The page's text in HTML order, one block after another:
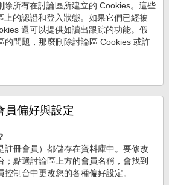
除所有在討論區所建立的 Cookies。這些
上的認證和登入狀態。如果它們已經被
還可以提供如讀出跟踪的功能。假
的問題，那麼刪除討論區 Cookies 或許
員偏好與設定
註冊會員）都儲存在資料庫中。要修改
；點選討論區上方的會員名稱，會找到
制台中更改您的各種偏好設定。